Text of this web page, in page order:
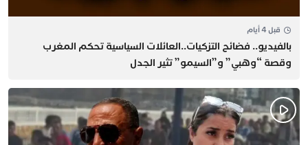
قبل 4 أيام
بالفيديو.. فضائح التزكيات..العائلات السياسية تحكم المغرب
وقصة “وهبي” و”السيمو” تثير الجدل